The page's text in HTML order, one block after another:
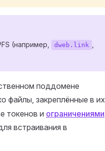
(например,
dweb.link
поддомене
файлы, закреплённые в их
токенов и ограничениями
встраивания в